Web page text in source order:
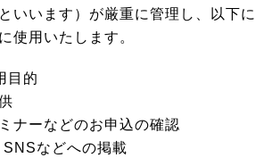
いいます）が厳重に管理し、以下に
使用いたします。
目的
ナーなどのお申込の確認
SNSなどへの掲載